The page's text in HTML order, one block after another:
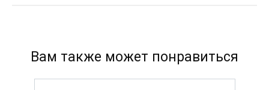
Вам также может понравиться